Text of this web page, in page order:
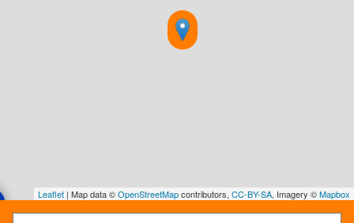
Leaflet | Map data ©OpenStreetMapcontributors, CC-BY-SA, Imagery ©Mapbox